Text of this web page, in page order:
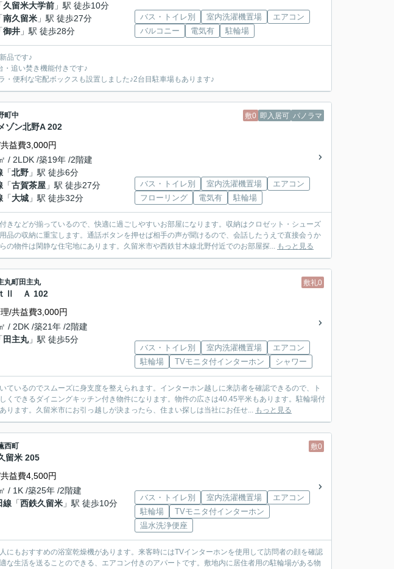
「久留米大学前 」駅 徒歩10分
「南久留米 」駅 徒歩27分
「御井 」駅 徒歩28分
バス・トイレ別 室内洗濯機置場
エアコン
バルコニー
電気有 駐輪場
品です♪
追い焚き機能付きです♪
便利な宅配ボックスも設置しました♪2台目駐車場もあります♪
敷0 即入居可 パノラマ
町中
ゾン北野A 202
益費3,000円
/ 2LDK /築19年 /2階建
「北野 」駅 徒歩6分
「古賀茶屋 」駅 徒歩27分
「大城 」駅 徒歩32分
バス・トイレ別 室内洗濯機置場
エアコン
フローリング
電気有 駐輪場
きなどが揃っているので、快適に過ごしやすいお部屋になります。収納はクロゼット・シューズ
品の収納に重宝します。通話ボタンを押せば相手の声が聞けるので、会話したうえで直接会うか
の物件は閑静な住宅地にあります。久留米市や西鉄甘木線北野付近でのお部屋探... もっと見る
敷礼0
丸町田主丸
ｔⅡ Ａ 102
/共益費3,000円
/ 2DK /築21年 /2階建
「 田主丸」駅 徒歩5分
バス・トイレ別 室内洗濯機置場
エアコン
駐輪場
TVモニタ付インターホン シャワー
ているのでスムーズに身支度を整えられます。インターホン越しに来訪者を確認できるので、ト
くできるダイニングキッチン付き物件になります。物件の広さは40.45平米もあります。駐輪場付
ります。久留米市にお引っ越しが決まったら、住まい探しは当社にお任せ... もっと見る
敷0
西町
留米 205
益費4,500円
/ 1K /築25年 /2階建
線 「西鉄久留米 」駅 徒歩10分
バス・トイレ別 室内洗濯機置場
エアコン
駐輪場
TVモニタ付インターホン
温水洗浄便座
にもおすすめの浴室乾燥機があります。来客時にはTVインターホンを使用して訪問者の顔を確認
な生活を送ることのできる、エアコン付きのアパートです。敷地内に居住者用の駐輪場がある物